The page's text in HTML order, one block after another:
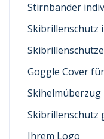
Stirnbänder
Skibrillenschutz
Goggle Cover
Skibrillenschutz
Ihrem Logo